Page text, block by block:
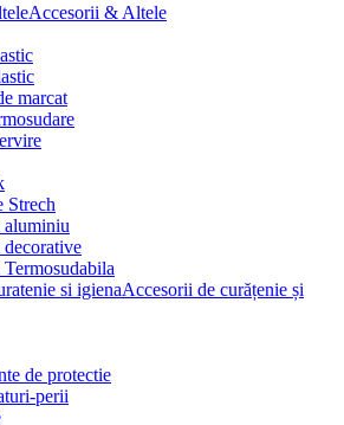
Accesorii & Altele
marcat
Strech
Accesorii de curățenie și
de protectie
perii